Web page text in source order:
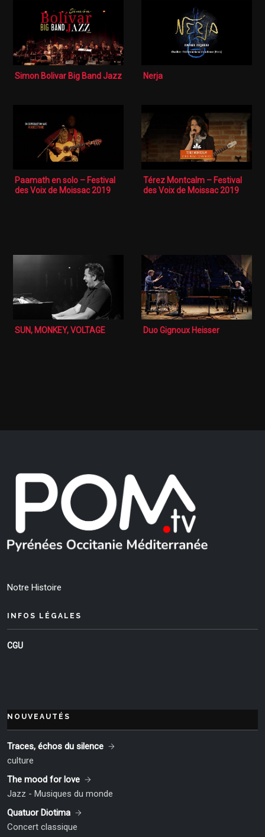
Simon Bolivar Big Band Jazz Nerja
Paamath en solo – Festival
des Voix de Moissac 2019
Térez Montcalm – Festival
des Voix de Moissac 2019
SUN, MONKEY, VOLTAGE Duo Gignoux Heisser
Notre Histoire
INFOS LÉGALES
CGU
NOUVEAUTÉS
Traces, échos du silence
culture
The mood for love
Jazz - Musiques du monde
Quatuor Diotima
Concert classique